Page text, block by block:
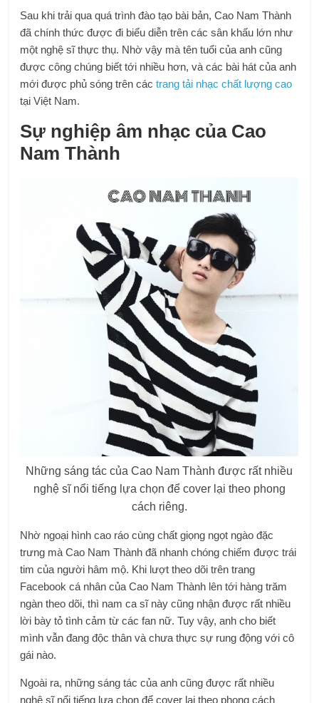
Sau khi trải qua quá trình đào tạo bài bản, Cao Nam Thành
đã chính thức được đi biểu diễn trên các sân khấu lớn như
một nghệ sĩ thực thụ. Nhờ vậy mà tên tuổi của anh cũng
được công chúng biết tới nhiều hơn, và các bài hát của anh
mới được phủ sóng trên cáctrang tải nhạc chất lượng cao
tại Việt Nam.
Sự nghiệp âm nhạc của Cao
Nam Thành
Những sáng tác của Cao Nam Thành được rất nhiều
nghệ sĩ nổi tiếng lựa chọn để cover lại theo phong
cách riêng.
Nhờ ngoại hình cao ráo cùng chất giọng ngọt ngào đặc
trưng mà Cao Nam Thành đã nhanh chóng chiếm được trái
tim của người hâm mộ. Khi lượt theo dõi trên trang
Facebook cá nhân của Cao Nam Thành lên tới hàng trăm
ngàn theo dõi, thì nam ca sĩ này cũng nhận được rất nhiều
lời bày tỏ tình cảm từ các fan nữ. Tuy vậy, anh cho biết
mình vẫn đang độc thân và chưa thực sự rung động với cô
gái nào.
Ngoài ra, những sáng tác của anh cũng được rất nhiều
nghệ sĩ nổi tiếng lựa chọn để cover lại theo phong cách